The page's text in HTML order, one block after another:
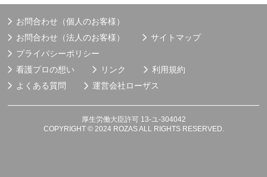
お問合わせ（個人のお客様）
お問合わせ（法人のお客様）
サイトマップ
プライバシーポリシー
看護プロの想い
リンク
利用規約
よくある質問
運営会社ローザス
厚生労働大臣許可 13-ユ-304042
COPYRIGHT © 2024 ROZAS ALL RIGHTS RESERVED.